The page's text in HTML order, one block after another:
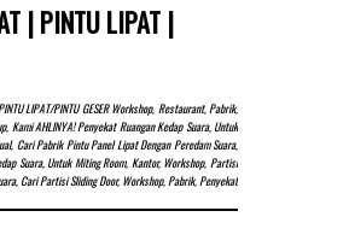
| PINTU LIPAT |
LIPAT/PINTU GESER Workshop, Restaurant, Pabrik,
AHLINYA! Penyekat Ruangan Kedap Suara, Untuk
Cari Pabrik Pintu Panel Lipat Dengan Peredam Suara,
Suara, Untuk Miting Room, Kantor, Workshop, Partisi
Cari Partisi Sliding Door, Workshop, Pabrik, Penyekat